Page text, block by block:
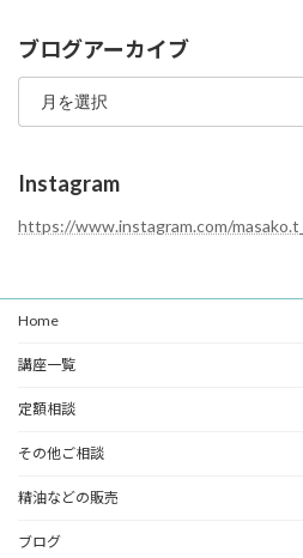
テ
ゴ
リ
ブログアーカイブ
ブ
グ
ー
カ
イ
Instagram
https://www.instagram.com/
Home
講座一覧
定額相談
その他ご相談
精油などの販売
ブログ